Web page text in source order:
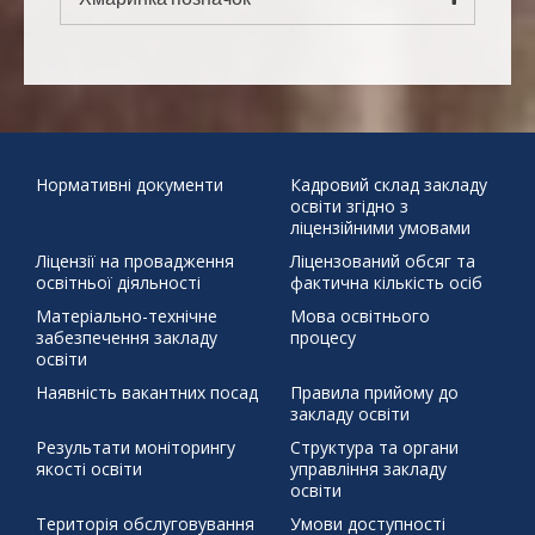
10
11 12 13 14 15
16
24
25 26 27 28 29
30
життя Святий Миколай ЦЕЙ ДЕНЬ В ІСТОРІЇ 30 березня 1392 р.
демонстраційний урок захист проєктів
писанка
профорієнтація тиждень права
Нормативні документи
Кадровий склад закладу
освіти згідно з
ліцензійними умовами
Ліцензії на провадження
освітньої діяльності
Ліцензований обсяг та
фактична кількість осіб
Матеріально-технічне
забезпечення закладу
освіти
Мова освітнього
процесу
Наявність вакантних посад
Правила прийому до
закладу освіти
Результати моніторингу
якості освіти
Структура та органи
управління закладу
освіти
Територія обслуговування
Умови доступності